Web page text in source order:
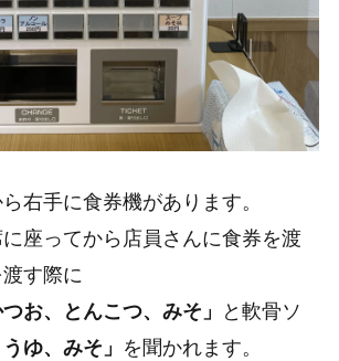
右手に食券機があります。
座ってから店員さんに食券を渡
す際に
つお、とんこつ、みそ」 と 軟骨ソ
うゆ、みそ」 を聞かれます。